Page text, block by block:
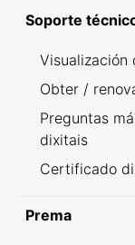
Soporte
Visualización
Obter /
Preguntas
dixitais
Certificado
Prema